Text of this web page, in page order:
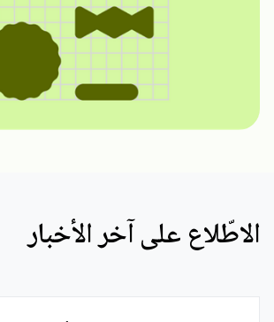
الاطّلاع على آخر الأخبار